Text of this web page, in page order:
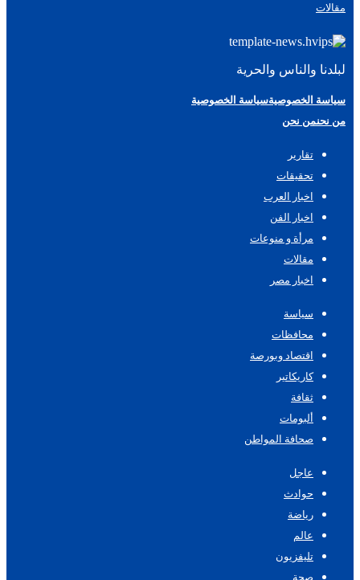
مقالات
لبلدنا والناس والحرية
سياسة الخصوصيةسياسة الخصوصية
من نحنمن نحن
تقارير
تحقيقات
اخبار العرب
اخبار الفن
مرأة و منوعات
مقالات
اخبار مصر
سياسة
محافظات
اقتصاد وبورصة
كاريكاتير
ثقافة
ألبومات
صحافة المواطن
عاجل
حوادث
رياضة
عالم
تليفزيون
صحة